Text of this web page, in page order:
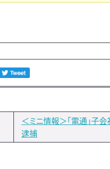
＜ミニ情報＞「電通」子
逮捕